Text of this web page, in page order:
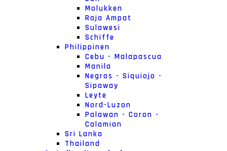
Molukken
Raja Ampat
Sulawesi
Schiffe
Philippinen
Cebu - Malapascua
Manila
Negros - Siquiojo -
Sipaway
Leyte
Nord-Luzon
Palawan - Coron -
Calamian
Sri Lanka
Thailand